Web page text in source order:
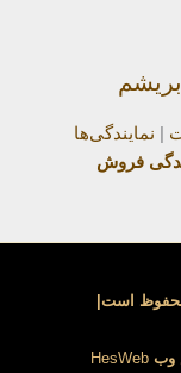
| نمایندگی‌ها
فروش
محفوظ است|
وب HesWeb